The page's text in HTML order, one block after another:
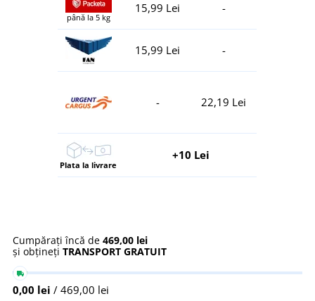
până la 5 kg
15,99 Lei -
15,99 Lei -
- 22,19 Lei
Plata la livrare
+10 Lei
Cumpărați încă de 469,00 lei
și obțineți TRANSPORT GRATUIT
0,00 lei / 469,00 lei